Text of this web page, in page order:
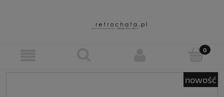
nowość